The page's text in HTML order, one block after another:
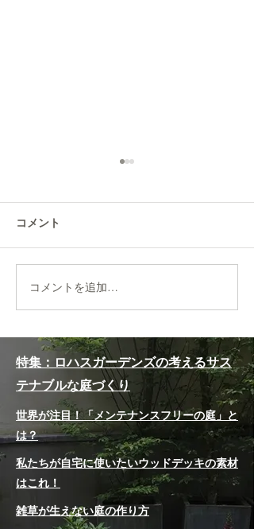
風に揺れる初夏の花たち
コメント
コメントを追加…
特集：ロハスガーデンズの考えるサス
テナブルな庭づくり
世界が注目！「メンテナンスフリーの庭」と
は？
私たちが自宅に使いたいウッドデッキの素材
はこれ！
雑草が生えない庭の作り方